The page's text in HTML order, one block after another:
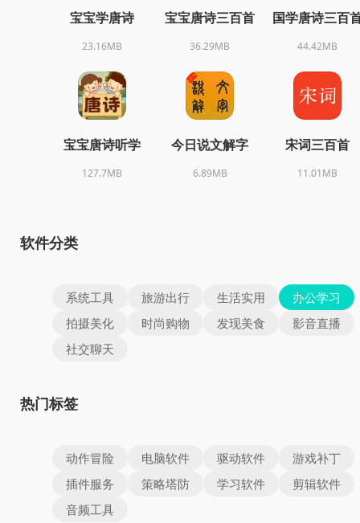
宝宝学唐诗
23.16MB
宝宝唐诗三百首
36.29MB
国学唐诗三百
44.42MB
宝宝唐诗听学
127.7MB
今日说文解字
6.89MB
宋词三百首
11.01MB
软件分类
系统工具 旅游出行 生活实用
办公学习
拍摄美化
时尚购物 发现美食
影音直播
社交聊天
热门标签
动作冒险 电脑软件 驱动软件
游戏补丁
插件服务
策略塔防 学习软件
剪辑软件
音频工具